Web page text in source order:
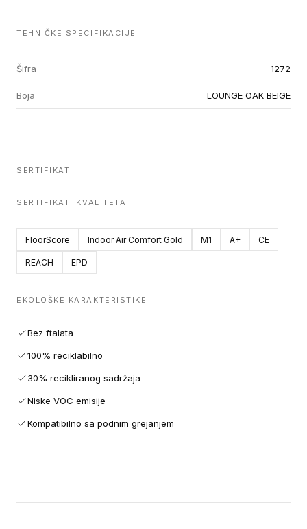
TEHNIČKE SPECIFIKACIJE
Šifra 1272
Boja LOUNGE OAK BEIGE
SERTIFIKATI
SERTIFIKATI KVALITETA
FloorScore Indoor Air Comfort Gold M1 A+ CE
REACH EPD
EKOLOŠKE KARAKTERISTIKE
Bez ftalata
100% reciklabilno
30% recikliranog sadržaja
Niske VOC emisije
Kompatibilno sa podnim grejanjem